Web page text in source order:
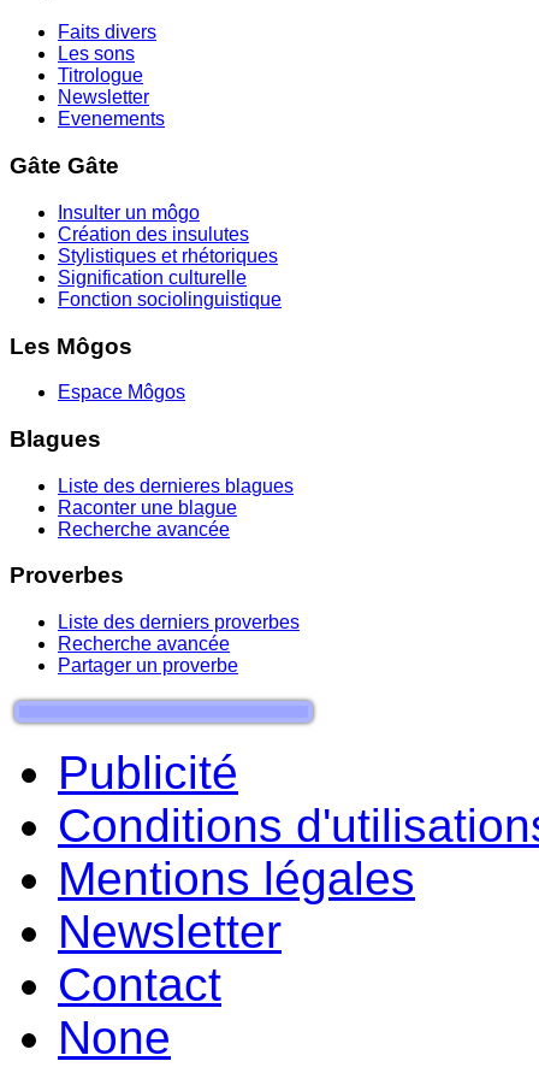
Faits divers
Les sons
Titrologue
Newsletter
Evenements
Gâte Gâte
Insulter un môgo
Création des insulutes
Stylistiques et rhétoriques
Signification culturelle
Fonction sociolinguistique
Les Môgos
Espace Môgos
Blagues
Liste des dernieres blagues
Raconter une blague
Recherche avancée
Proverbes
Liste des derniers proverbes
Recherche avancée
Partager un proverbe
Publicité
Conditions
Mentions légales
Newsletter
Contact
None